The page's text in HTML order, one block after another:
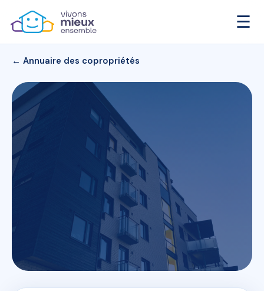
☰
← Annuaire des copropriétés